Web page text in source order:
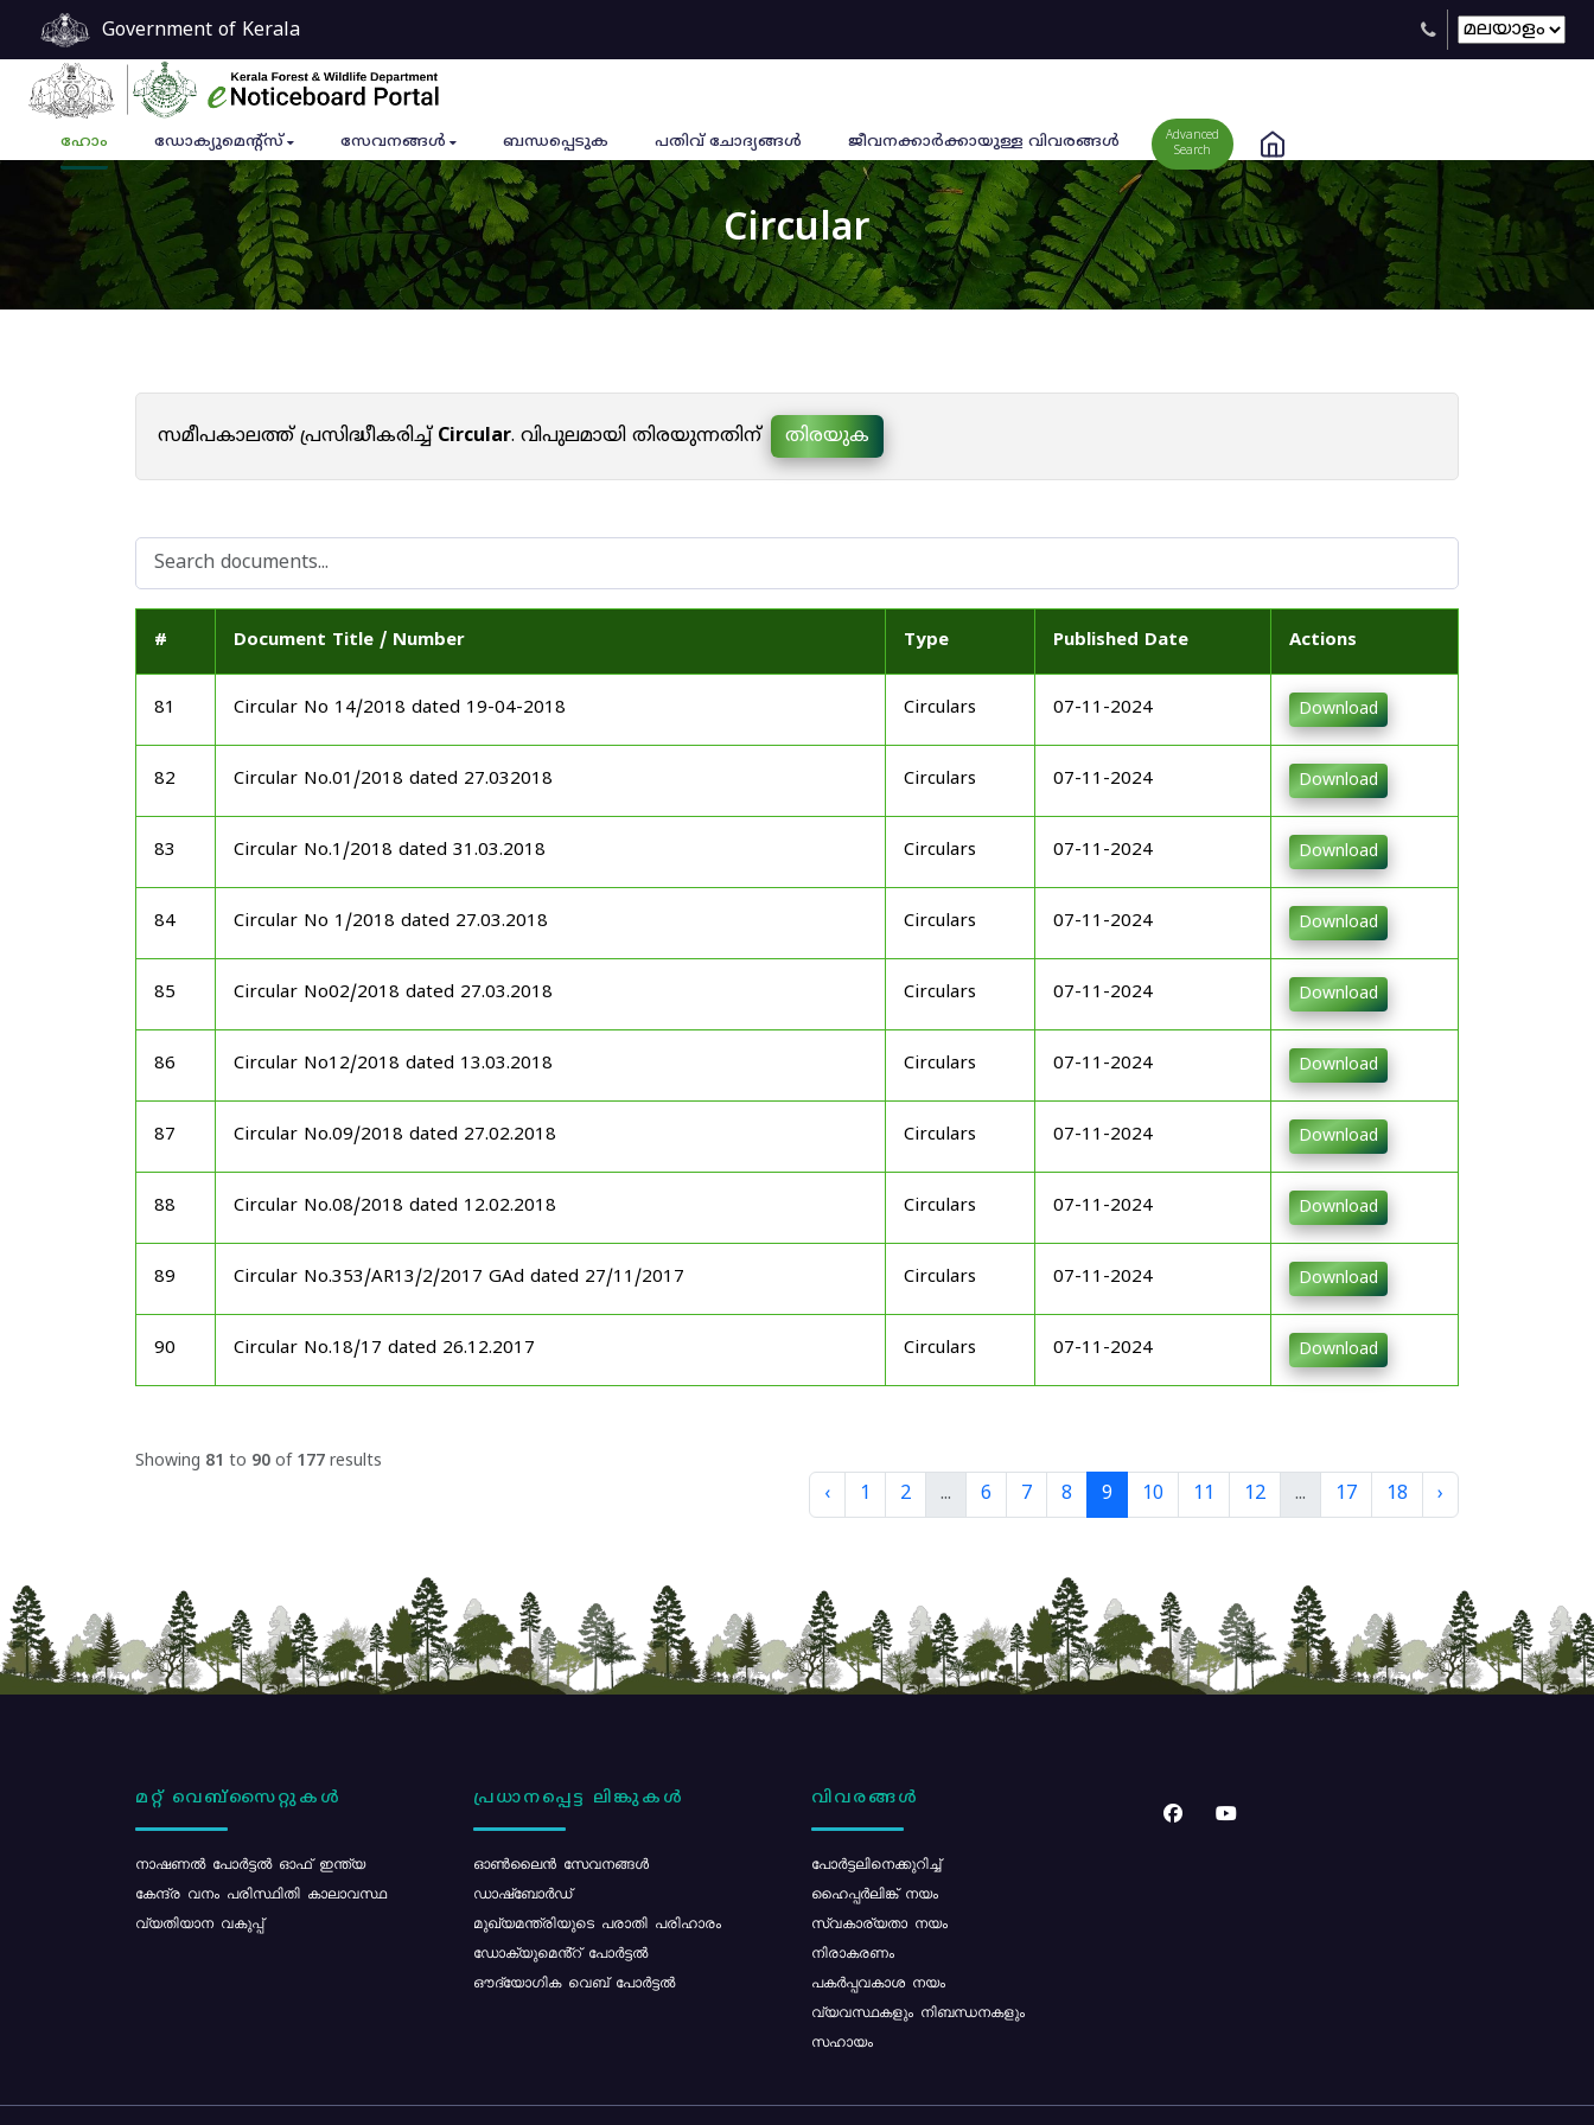
Government of Kerala
ഹോം ഡോക്യുമെൻ്റ്സ് സേവനങ്ങൾ ബന്ധപ്പെടുക പതിവ് ചോദ്യങ്ങൾ ജീവനക്കാര്‍ക്കായുള്ള വിവരങ്ങള്‍
Advanced
Search
Circular
സമീപകാലത്ത് പ്രസിദ്ധീകരിച്ച്Circular. വിപുലമായി തിരയുന്നതിന് തിരയുക
# Document Title / Number Type Published Date Actions
81 Circular No 14/2018 dated 19-04-2018 Circulars 07-11-2024 Download
82 Circular No.01/2018 dated 27.032018 Circulars 07-11-2024 Download
83 Circular No.1/2018 dated 31.03.2018 Circulars 07-11-2024 Download
84 Circular No 1/2018 dated 27.03.2018 Circulars 07-11-2024 Download
85 Circular No02/2018 dated 27.03.2018 Circulars 07-11-2024 Download
86 Circular No12/2018 dated 13.03.2018 Circulars 07-11-2024 Download
87 Circular No.09/2018 dated 27.02.2018 Circulars 07-11-2024 Download
88 Circular No.08/2018 dated 12.02.2018 Circulars 07-11-2024 Download
89 Circular No.353/AR13/2/2017 GAd dated 27/11/2017 Circulars 07-11-2024 Download
90 Circular No.18/17 dated 26.12.2017 Circulars 07-11-2024 Download
Showing 81 to 90 of 177 results
‹ 1 2 ... 6 7 8 9 10 11 12 ... 17 18 ›
മറ്റ് വെബ്സൈറ്റുകൾ
നാഷണൽ പോർട്ടൽ ഓഫ് ഇന്ത്യ
കേന്ദ്ര വനം പരിസ്ഥിതി കാലാവസ്ഥ
വ്യതിയാന വകുപ്പ്
പ്രധാനപ്പെട്ട ലിങ്കുകൾ
ഓൺലൈൻ സേവനങ്ങൾ
ഡാഷ്ബോർഡ്
മുഖ്യമന്ത്രിയുടെ പരാതി പരിഹാരം
ഡോക്യുമെൻ്റ് പോർട്ടൽ
ഔദ്യോഗിക വെബ് പോർട്ടൽ
വിവരങ്ങൾ
പോര്‍ട്ടലിനെക്കുറിച്ച്
ഹൈപ്പർലിങ്ക് നയം
സ്വകാര്യതാ നയം
നിരാകരണം
പകർപ്പവകാശ നയം
വ്യവസ്ഥകളും നിബന്ധനകളും
സഹായം